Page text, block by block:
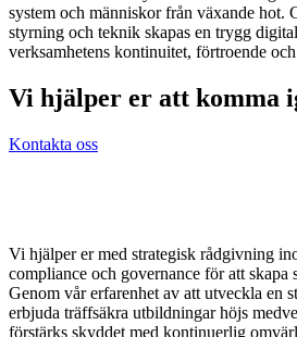
system och människor från växande hot.
styrning och teknik skapas en trygg
verksamhetens kontinuitet, förtroende
Vi hjälper er att komma
Kontakta oss
Vi hjälper er med strategisk rådgivning
compliance och governance för att skapa
Genom vår erfarenhet av att utveckla en
erbjuda träffsäkra utbildningar höjs
förstärks skyddet med kontinuerlig